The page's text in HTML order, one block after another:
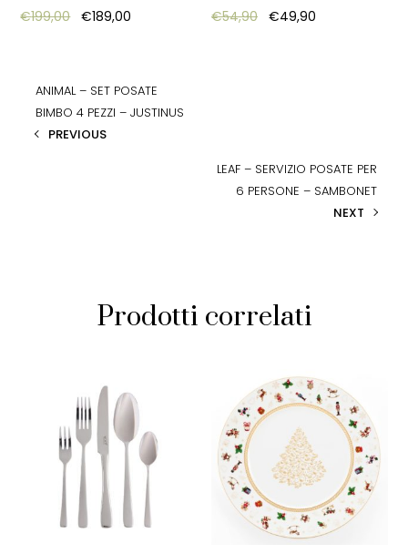
€199,00 Original price was: €199,00.
€189,00 Current price is: €189,00.
€54,90 Original price was:
€49,90
ANIMAL – SET POSATE
BIMBO 4 PEZZI – JUSTINUS
PREVIOUS
LEAF – SERVIZIO POSATE PER
6 PERSONE – SAMBONET
NEXT
Prodotti correlati